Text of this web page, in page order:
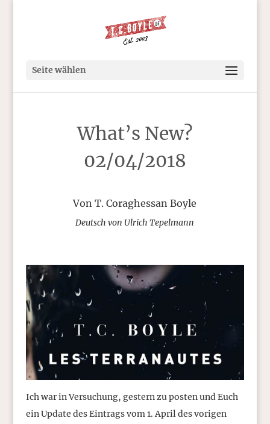
Seite wählen
What’s New?
02/04/2018
Von T. Coraghessan Boyle
Deutsch von Ulrich Tepelmann
Ich war in Versuchung, gestern zu posten und Euch
ein Update des Eintrags vom 1. April des vorigen